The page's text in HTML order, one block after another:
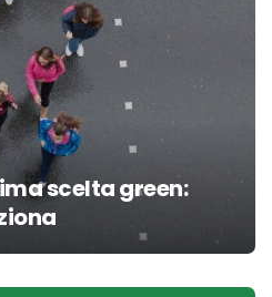
scelta green: